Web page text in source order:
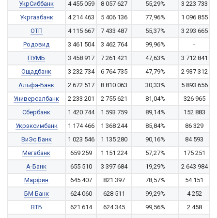
УкрСиббанк 4 455 059 8 057 627 55,29%
3 223 733
Укргазбанк
4 214 463 5 406 136 77,96%
1 096 855
ОТП
4 115 667 7 433 487 55,37%
3 293 665
Родовид
3 461 504 3 462 764 99,96%
-
ПУМБ
3 458 917 7 261 421 47,63%
3 712 841
Ощадбанк
3 232 734 6 764 735 47,79%
2 937 312
Альфа-Банк
2 672 517 8 810 063 30,33%
5 893 656
Универсалбанк
2 233 201 2 755 621 81,04%
326 965
Сбербанк
1 420 744 1 593 759 89,14%
152 883
Укрэксимбанк
1 174 466 1 368 244 85,84%
86 329
ВиЭс Банк
1 023 546 1 135 280 90,16%
84 593
Мегабанк
659 259 1 151 224 57,27%
175 251
А-Банк
655 510 3 397 684 19,29%
2 643 984
Марфин
645 407 821 397 78,57%
54 151
БМ Банк
624 060 628 511 99,29%
4 252
ВТБ
621 614 624 345 99,56%
2 458